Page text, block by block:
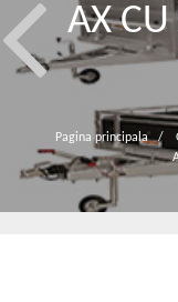
AX
Pagina principala /